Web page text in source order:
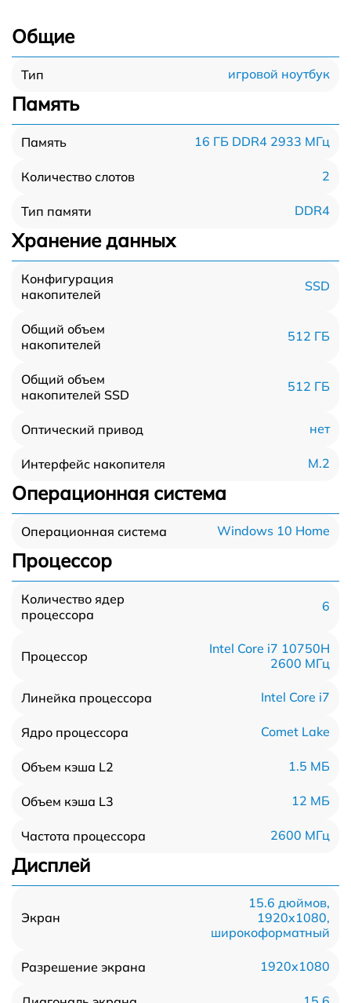
Общие
Тип игровой ноутбук
Память
Память 16 ГБ DDR4 2933 МГц
Количество слотов 2
Тип памяти DDR4
Хранение данных
Конфигурация
накопителей
SSD
Общий объем
накопителей
512 ГБ
Общий объем
накопителей SSD
512 ГБ
Оптический привод нет
Интерфейс накопителя M.2
Операционная система
Операционная система Windows 10 Home
Процессор
Количество ядер
процессора
6
Процессор
Intel Core i7 10750H
2600 МГц
Линейка процессора Intel Core i7
Ядро процессора Comet Lake
Объем кэша L2 1.5 МБ
Объем кэша L3 12 МБ
Частота процессора 2600 МГц
Дисплей
Экран
15.6 дюймов,
1920x1080,
широкоформатный
Разрешение экрана 1920x1080